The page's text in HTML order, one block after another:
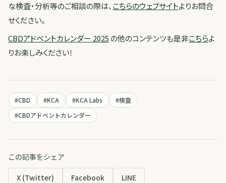
な検査・分析等のご相談の際は、 こちらのウェブサイトよりお問合
せください。
CBDアドベントカレンダー 2025 の他のコンテンツも是非こちらよ
りお楽しみください！
#CBD #KCA #KCA Labs #検査
#CBDアドベントカレンダー
この記事をシェア
X (Twitter) Facebook LINE